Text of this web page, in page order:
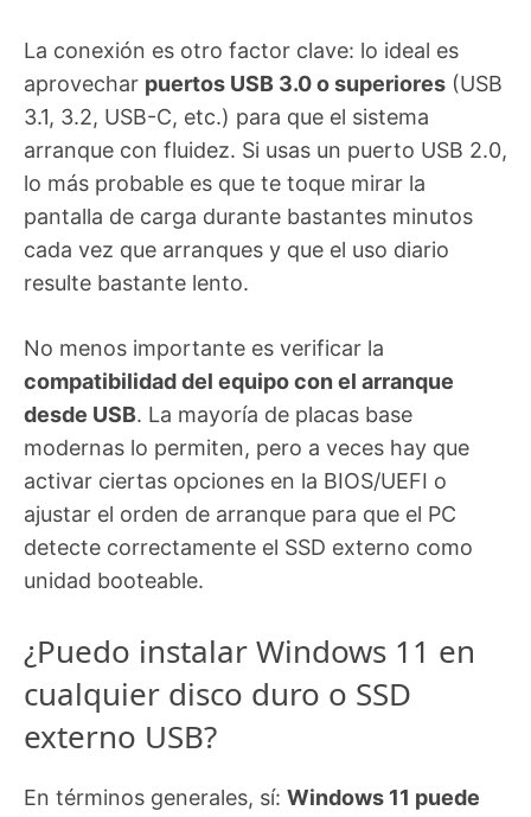
La conexión es otro factor clave: lo ideal es
aprovechar puertos USB 3.0 o superiores (USB
3.1, 3.2, USB-C, etc.) para que el sistema
arranque con fluidez. Si usas un puerto USB 2.0,
lo más probable es que te toque mirar la
pantalla de carga durante bastantes minutos
cada vez que arranques y que el uso diario
resulte bastante lento.
No menos importante es verificar la
compatibilidad del equipo con el arranque
desde USB. La mayoría de placas base
modernas lo permiten, pero a veces hay que
activar ciertas opciones en la BIOS/UEFI o
ajustar el orden de arranque para que el PC
detecte correctamente el SSD externo como
unidad booteable.
¿Puedo instalar Windows 11 en
cualquier disco duro o SSD
externo USB?
En términos generales, sí: Windows 11 puede